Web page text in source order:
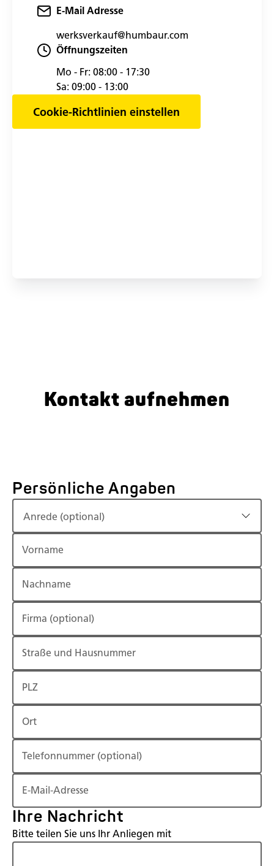
E-Mail Adresse
werksverkauf@humbaur.com
Öffnungszeiten
Mo - Fr: 08:00 - 17:30
Sa: 09:00 - 13:00
Cookie-Richtlinien einstellen
Kontakt aufnehmen
Persönliche Angaben
Anrede (optional)
Vorname
Nachname
Firma (optional)
Straße und Hausnummer
PLZ
Ort
Telefonnummer (optional)
E-Mail-Adresse
Ihre Nachricht
Bitte teilen Sie uns Ihr Anliegen mit